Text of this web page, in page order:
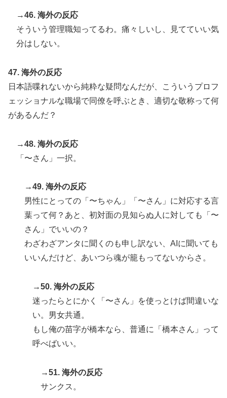
→46. 海外の反応
そういう管理職知ってるわ。痛々しいし、見てていい気
分はしない。
47. 海外の反応
日本語喋れないから純粋な疑問なんだが、こういうプロフ
ェッショナルな職場で同僚を呼ぶとき、適切な敬称って何
があるんだ？
→48. 海外の反応
「〜さん」一択。
→49. 海外の反応
男性にとっての「〜ちゃん」「〜さん」に対応する言
葉って何？あと、初対面の見知らぬ人に対しても「〜
さん」でいいの？
わざわざアンタに聞くのも申し訳ない、AIに聞いても
いいんだけど、あいつら魂が籠もってないからさ。
→50. 海外の反応
迷ったらとにかく「〜さん」を使っとけば間違いな
い。男女共通。
もし俺の苗字が橋本なら、普通に「橋本さん」って
呼べばいい。
→51. 海外の反応
サンクス。